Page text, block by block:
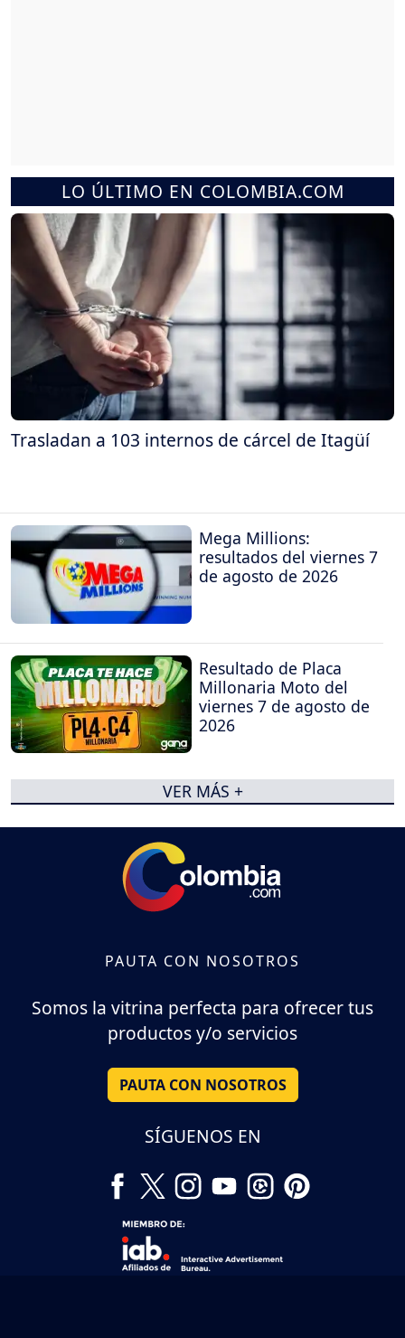
LO ÚLTIMO EN COLOMBIA.COM
Trasladan a 103 internos de cárcel de Itagüí
Mega Millions:
resultados del viernes 7
de agosto de 2026
Resultado de Placa
Millonaria Moto del
viernes 7 de agosto de
2026
VER MÁS +
PAUTA CON NOSOTROS
Somos la vitrina perfecta para ofrecer tus
productos y/o servicios
PAUTA CON NOSOTROS
SÍGUENOS EN